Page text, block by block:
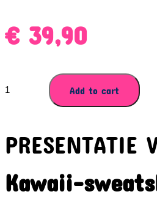
€39,90
SWEATSHIRT
KATTENPOOTJES
quantity
Add to cart
PRESENTATIE
Kawaii-